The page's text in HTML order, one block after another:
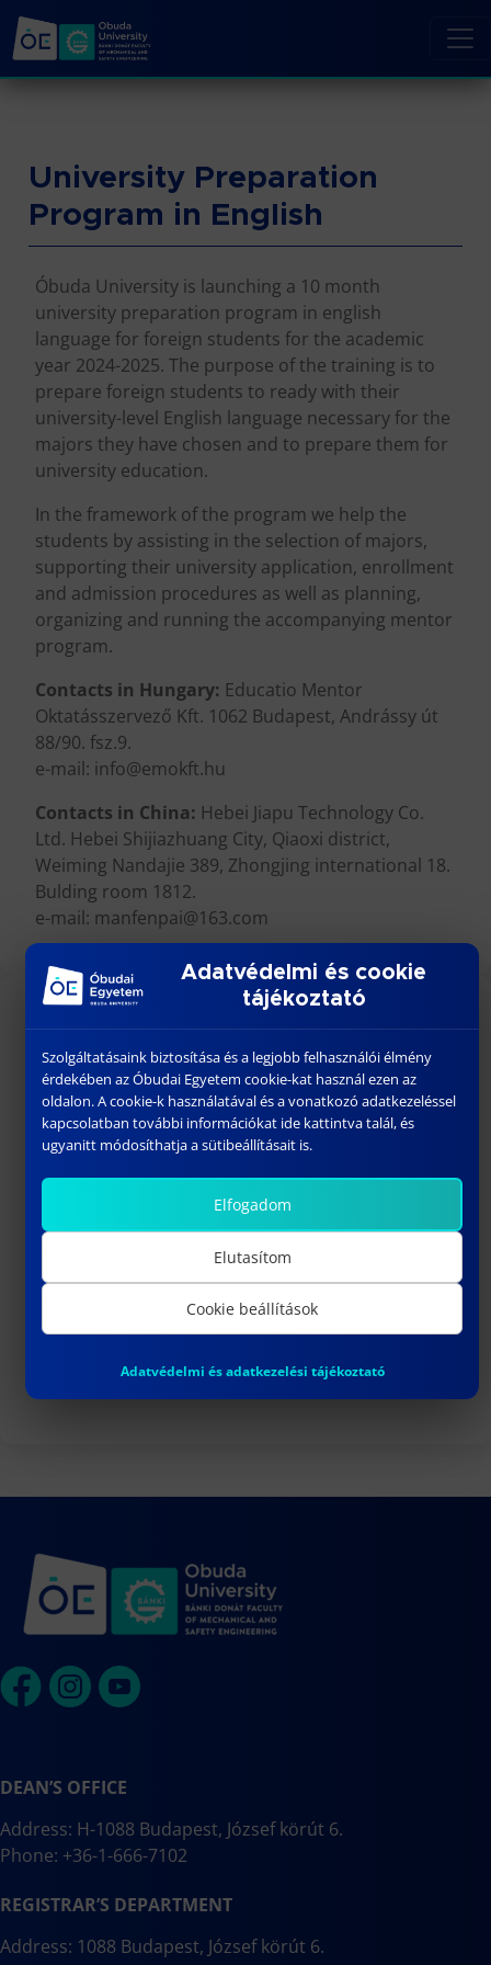
University Preparation
Program in English
Óbuda University is launching a 10 month
university preparation program in english
language for foreign students for the academic
year 2024-2025. The purpose of the training is to
prepare foreign students to ready with their
university-level English language necessary for the
majors they have chosen and to prepare them for
university education.
In the framework of the program we help the
students by assisting in the selection of majors,
supporting their university application, enrollment
and admission procedures as well as planning,
organizing and running the accompanying mentor
program.
Contacts in Hungary: Educatio Mentor
Oktatásszervező Kft. 1062 Budapest, Andrássy út
88/90. fsz.9.
e-mail: info@emokft.hu
Contacts in China: Hebei Jiapu Technology Co.
Ltd. Hebei Shijiazhuang City, Qiaoxi district,
Weiming Nandajie 389, Zhongjing international 18.
Bulding room 1812.
e-mail: manfenpai@163.com
UPCOMING EVENTS
AUG
26
18:00-23:30
BÁNKI GÓLYATALI 2026
SEP
1
September 01-September 02
Welcome Fesztivál
3
-September 06
Bánki Gólyatábor – 2026
DR. VARGA PÉTER JÁNOS egyetemi
View Calendar
DEAN’S OFFICE
Address: H-1088 Budapest, József körút 6.
Phone: +36-1-666-7102
REGISTRAR’S DEPARTMENT
Address: 1088 Budapest, József körút 6.
Adatvédelmi és cookie
tájékoztató
Szolgáltatásaink biztosítása és a legjobb felhasználói élmény
érdekében az Óbudai Egyetem cookie-kat használ ezen az
oldalon. A cookie-k használatával és a vonatkozó adatkezeléssel
kapcsolatban további információkat ide kattintva talál, és
ugyanitt módosíthatja a sütibeállításait is.
Elfogadom
Elutasítom
Cookie beállítások
Adatvédelmi és adatkezelési tájékoztató